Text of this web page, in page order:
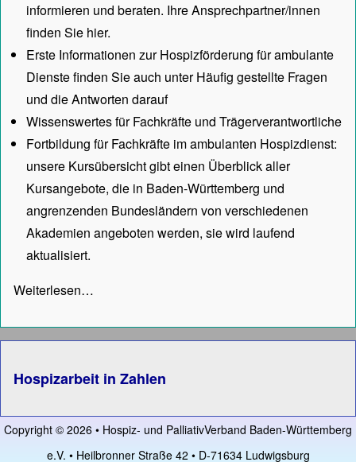
informieren und beraten. Ihre Ansprechpartner/innen
finden Sie hier.
Erste Informationen zur Hospizförderung für ambulante
Dienste finden Sie auch unterHäufig gestellte Fragen
und die Antworten darauf
Wissenswertes für Fachkräfte und Trägerverantwortliche
Fortbildung für Fachkräfte im ambulanten Hospizdienst:
unsere Kursübersichtgibt einen Überblick aller
Kursangebote, die in Baden-Württemberg und
angrenzenden Bundesländern von verschiedenen
Akademien angeboten werden, sie wird laufend
aktualisiert.
Weiterlesen…
Hospizarbeit in Zahlen
Copyright © 2026 • Hospiz- und PalliativVerband Baden-Württemberg
e.V. • Heilbronner Straße 42 • D-71634 Ludwigsburg